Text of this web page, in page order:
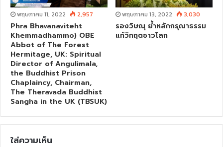
พฤษภาคม 11, 2022 2,957
Phra Bhavanaviteht
Khemmadhammo) OBE
Abbot of The Forest
Hermitage, UK: Spiritual
Director of Angulimala,
the Buddhist Prison
Chaplaincy, Chairman,
The Theravada Buddhist
Sangha in the UK (TBSUK)
พฤษภาคม 13, 2022 3,030
รองวิษณุ ย้ำหลักกรุณาธรรม
แก้วิกฤตชาวโลก
ใส่ความเห็น